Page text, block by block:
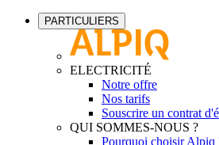
PARTICULIERS
ELECTRICITÉ
Notre offre
Nos tarifs
Souscrire un contrat
QUI SOMMES-NOUS ?
Pourquoi choisir Alpiq